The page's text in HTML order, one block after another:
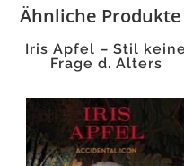
Ähnliche Produkte
Iris Apfel – Stil keine
Frage d. Alters